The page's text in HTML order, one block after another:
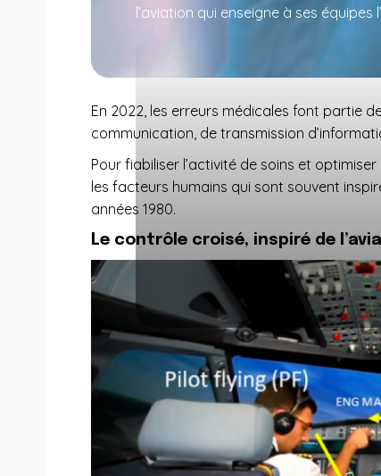
l’aviation qui enseigne à ses
En 2022, les erreurs médicales font partie
communication, de transmission
Pour fiabiliser l’activité de soins et
les facteurs humains qui sont souvent
années 1980.
Le contrôle croisé, inspiré de